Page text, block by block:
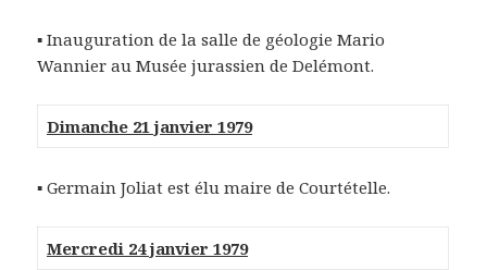
▪ Inauguration de la salle de géologie Mario
Wannier au Musée jurassien de Delémont.
Dimanche 21 janvier 1979
▪ Germain Joliat est élu maire de Courtételle.
Mercredi 24 janvier 1979